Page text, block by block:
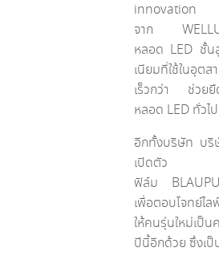
จาก
หลอด LED ชั้น
เนียมที่ใช้ในอุต
เร็วกว่า ช่วยยื
หลอด LED ทั่วไป
อีกทั้งบริษัท บริ
เปิดตัว นวัต
ฟิล์ม
เพื่อตอบโจทย์ไล
ให้คนรุ่นใหม่เป็น
ปีนี้อีกด้วย ซึ่งเป็